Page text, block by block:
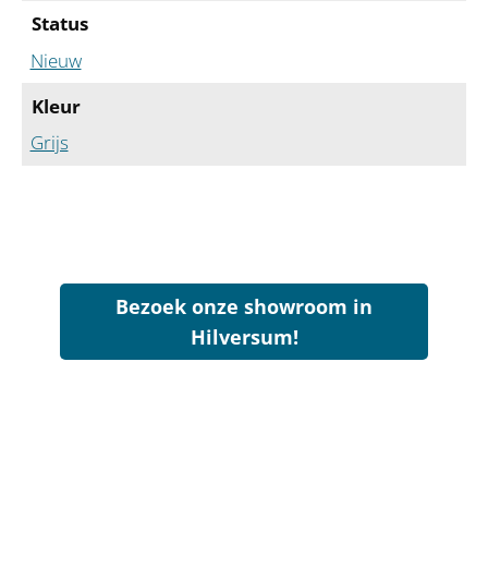
Status
Nieuw
Kleur
Grijs
Bezoek onze showroom in
Hilversum!